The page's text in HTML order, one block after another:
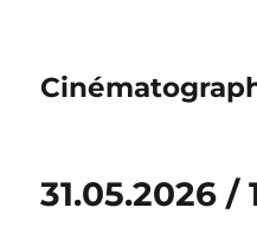
31.05.2026 /